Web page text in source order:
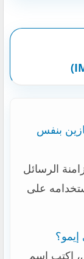
بنفس
الرسائل
على
اكتب اسم